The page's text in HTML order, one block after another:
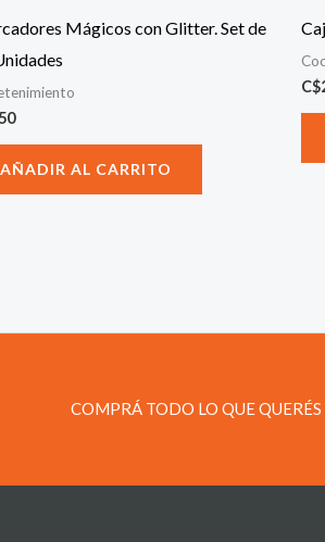
Mágicos con Glitter. Set de
AÑADIR AL CARRITO
C$
COMPRÁ TODO LO QUE